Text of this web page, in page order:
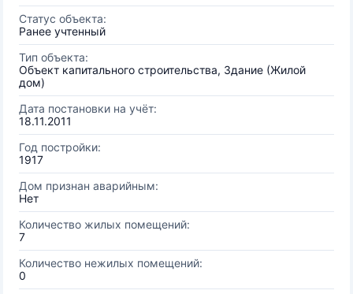
Статус объекта:
Ранее учтенный
Тип объекта:
Объект капитального строительства, Здание (Жилой
дом)
Дата постановки на учёт:
18.11.2011
Год постройки:
1917
Дом признан аварийным:
Нет
Количество жилых помещений:
7
Количество нежилых помещений:
0